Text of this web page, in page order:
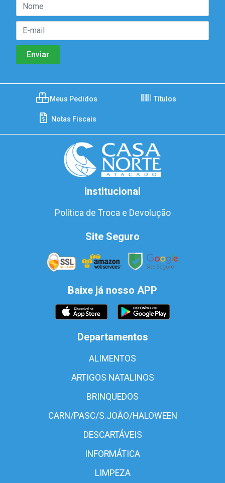
Meus Pedidos Títulos
Notas Fiscais
Institucional
Política de Troca e Devolução
Site Seguro
Baixe já nosso APP
Departamentos
ALIMENTOS
ARTIGOS NATALINOS
BRINQUEDOS
CARN/PASC/S.JOÃO/HALOWEEN
DESCARTÁVEIS
INFORMÁTICA
LIMPEZA